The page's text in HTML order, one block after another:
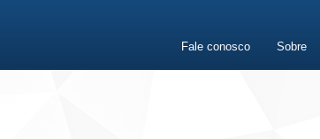
Fale conosco Sobre